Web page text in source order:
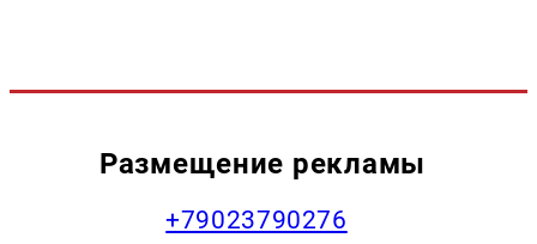
Размещение рекламы
+79023790276